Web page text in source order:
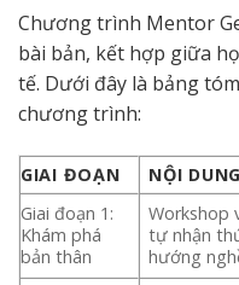
Chương trình Mentor
bài bản, kết hợp giữa
tế. Dưới đây là bảng
chương trình:
GIAI ĐOẠN NỘI DUNG
Giai đoạn 1:
Khám phá
bản thân
Workshop
tự nhận
hướng